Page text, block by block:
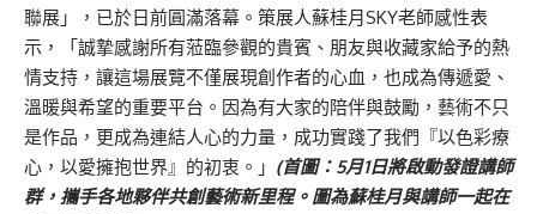
聯展」，已於日前圓滿落幕。策展人蘇桂月SKY老師感性表
示，「誠摯感謝所有蒞臨參觀的貴賓、朋友與收藏家給予的熱
情支持，讓這場展覽不僅展現創作者的心血，也成為傳遞愛、
溫暖與希望的重要平台。因為有大家的陪伴與鼓勵，藝術不只
是作品，更成為連結人心的力量，成功實踐了我們『以色彩療
心，以愛擁抱世界』的初衷。」 (首圖：5月1日將啟動發證講師
群，攜手各地夥伴共創藝術新里程。圖為蘇桂月與講師一起在